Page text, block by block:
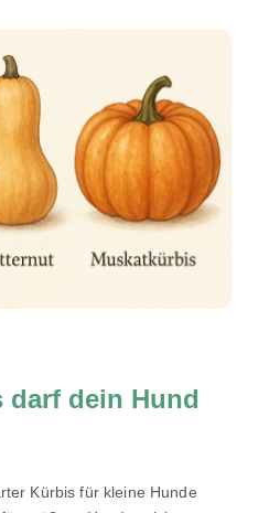
darf dein Hund
Kürbis für kleine Hunde